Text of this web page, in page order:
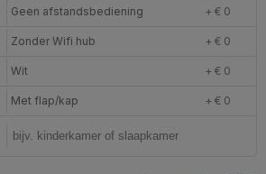
Geen afstandsbediening + € 0
Zonder Wifi hub + € 0
Wit + € 0
Met flap/kap
+ € 0